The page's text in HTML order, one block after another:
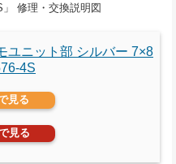
修理・交換説明図
ユニット部 シルバー 7×8
4S
見る
見る